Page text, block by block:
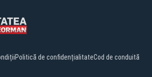
Politică de confidențialitateCod de conduită